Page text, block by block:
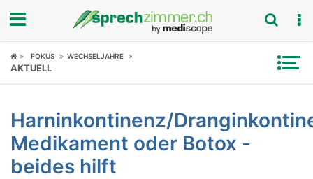
Fokus
Symptome
Untersuchungen
FOKUS WECHSELJAHRE
AKTUELL
Harninkontinenz/
Medikament oder Botox -
beides hilft